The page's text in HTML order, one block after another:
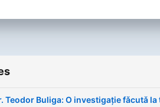
Teodor Buliga: O investigație fǎcutǎ